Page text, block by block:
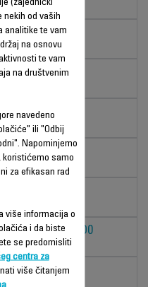
7/7
SF4522
SF1012F0
SHINE SF6220D0
(zajednički
nekih od vaših
analitike te vam
na osnovu
te vam
na društvenim
navedeno
ili "Odbij
Napominjemo
koristićemo samo
za efikasan rad
više informacija o
i da biste
se predomisliti
centra za
više čitanjem